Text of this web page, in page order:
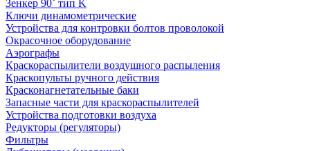
Зенкер 90˚ тип K
Ключи динамометрические
Устройства для контровки болтов проволокой
Окрасочное оборудование
Аэрографы
Краскораспылители воздушного распыления
Краскопульты ручного действия
Красконагнетательные баки
Запасные части для краскораспылителей
Устройства подготовки воздуха
Редукторы (регуляторы)
Фильтры